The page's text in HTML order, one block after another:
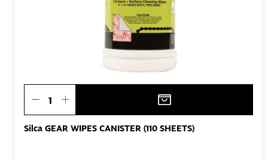
Silca GEAR WIPES CANISTER (110 SHEETS)